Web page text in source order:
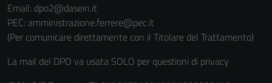
Email: dpo2@dasein.it
PEC: amministrazione.ferrere@pec.it
(Per comunicare direttamente con il Titolare del Trattamento)
La mail del DPO va usata SOLO per questioni di privacy
Questi cookie
informazioni